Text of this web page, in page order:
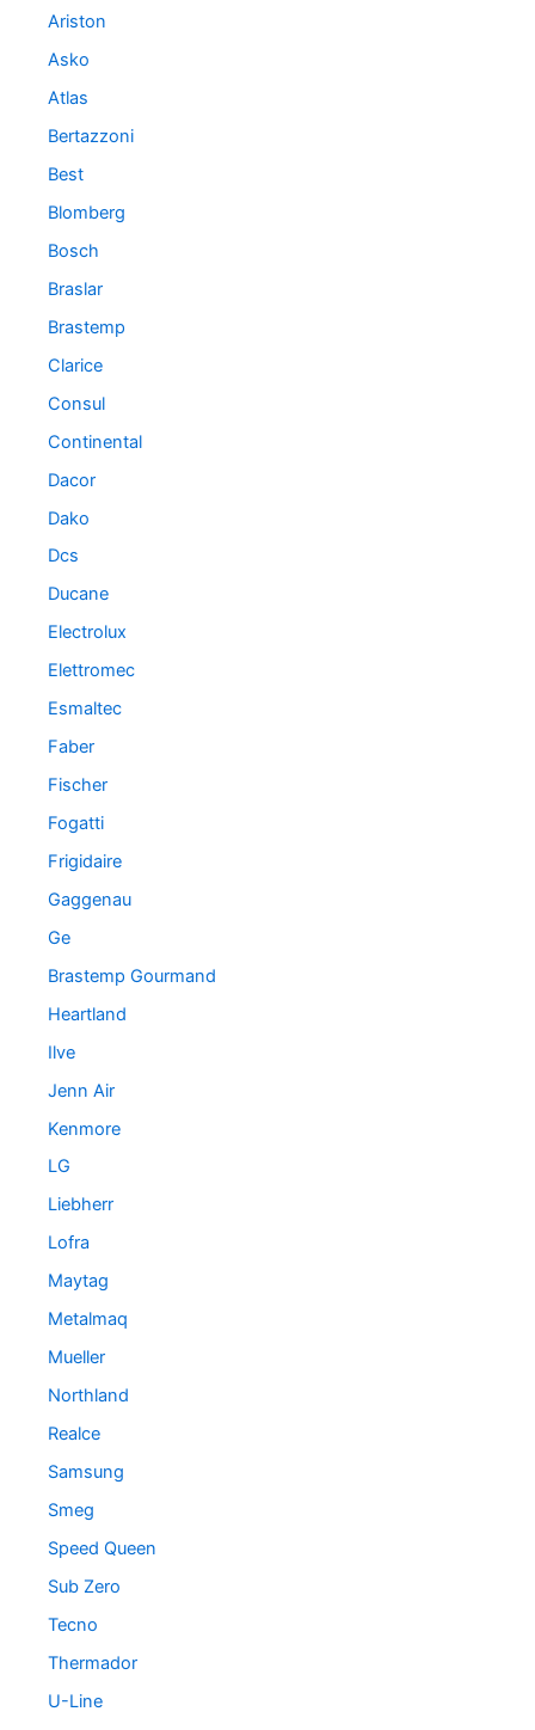
Ariston
Asko
Atlas
Bertazzoni
Best
Blomberg
Bosch
Braslar
Brastemp
Clarice
Consul
Continental
Dacor
Dako
Dcs
Ducane
Electrolux
Elettromec
Esmaltec
Faber
Fischer
Fogatti
Frigidaire
Gaggenau
Ge
Brastemp Gourmand
Heartland
Ilve
Jenn Air
Kenmore
LG
Liebherr
Lofra
Maytag
Metalmaq
Mueller
Northland
Realce
Samsung
Smeg
Speed Queen
Sub Zero
Tecno
Thermador
U-Line